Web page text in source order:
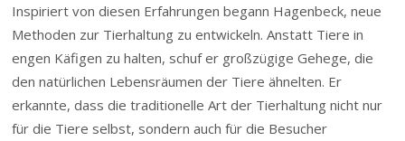
Inspiriert von diesen Erfahrungen begann Hagenbeck, neue
Methoden zur Tierhaltung zu entwickeln. Anstatt Tiere in
engen Käfigen zu halten, schuf er großzügige Gehege, die
den natürlichen Lebensräumen der Tiere ähnelten. Er
erkannte, dass die traditionelle Art der Tierhaltung nicht nur
für die Tiere selbst, sondern auch für die Besucher